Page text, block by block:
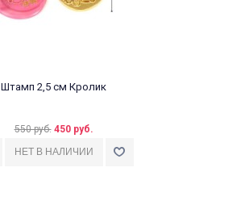
Штамп 2,5 см Кролик
550 руб. 450 руб.